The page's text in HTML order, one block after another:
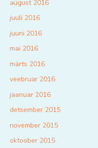
august 2016
juuli 2016
juuni 2016
mai 2016
märts 2016
veebruar 2016
jaanuar 2016
detsember 2015
november 2015
oktoober 2015